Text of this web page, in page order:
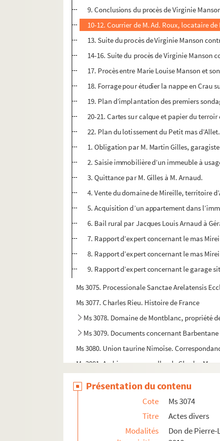
9. Conclusions du procès de Virginie
10-12. Courrier de M. Ad. Roux, locataire
13. Suite du procès de Virginie Manson
14-16. Suite du procès de Virginie Manson
17. Procès entre Marie Louise Manson et
18. Forrage pour étudier la nappe en Crau
19. Plan d’implantation des premiers
20-21. Cartes sur calque et papier du terroir
22. Plan du lotissement du Petit mas d’Allet.
1. Obligation par M. Martin Gilles,
2. Saisie immobilière d’un immeuble à
3. Quittance par M. Gilles à M. Arnaud.
4. Vente du domaine de Mireille, territoire
5. Acquisition d’un appartement dans
6. Bail rural par Jacques Louis Arnaud à
7. Rapport d’expert concernant le mas
8. Rapport d’expert concernant le mas
9. Rapport d’expert concernant le garage
Ms 3075. Processionale Sanctae Arelatensis
Ms 3077. Charles Rieu. Histoire de France
Ms 3078. Domaine de Montblanc, propriété
Ms 3079. Documents concernant Barbentane
Ms 3080. Union taurine Nimoîse.
Ms 3081. Archives personnelles de Charles
Ms 3083. Correspondance entre Laurent
Présentation du contenu
Cote
Ms 3074
Titre
Actes divers
Modalités
Don de